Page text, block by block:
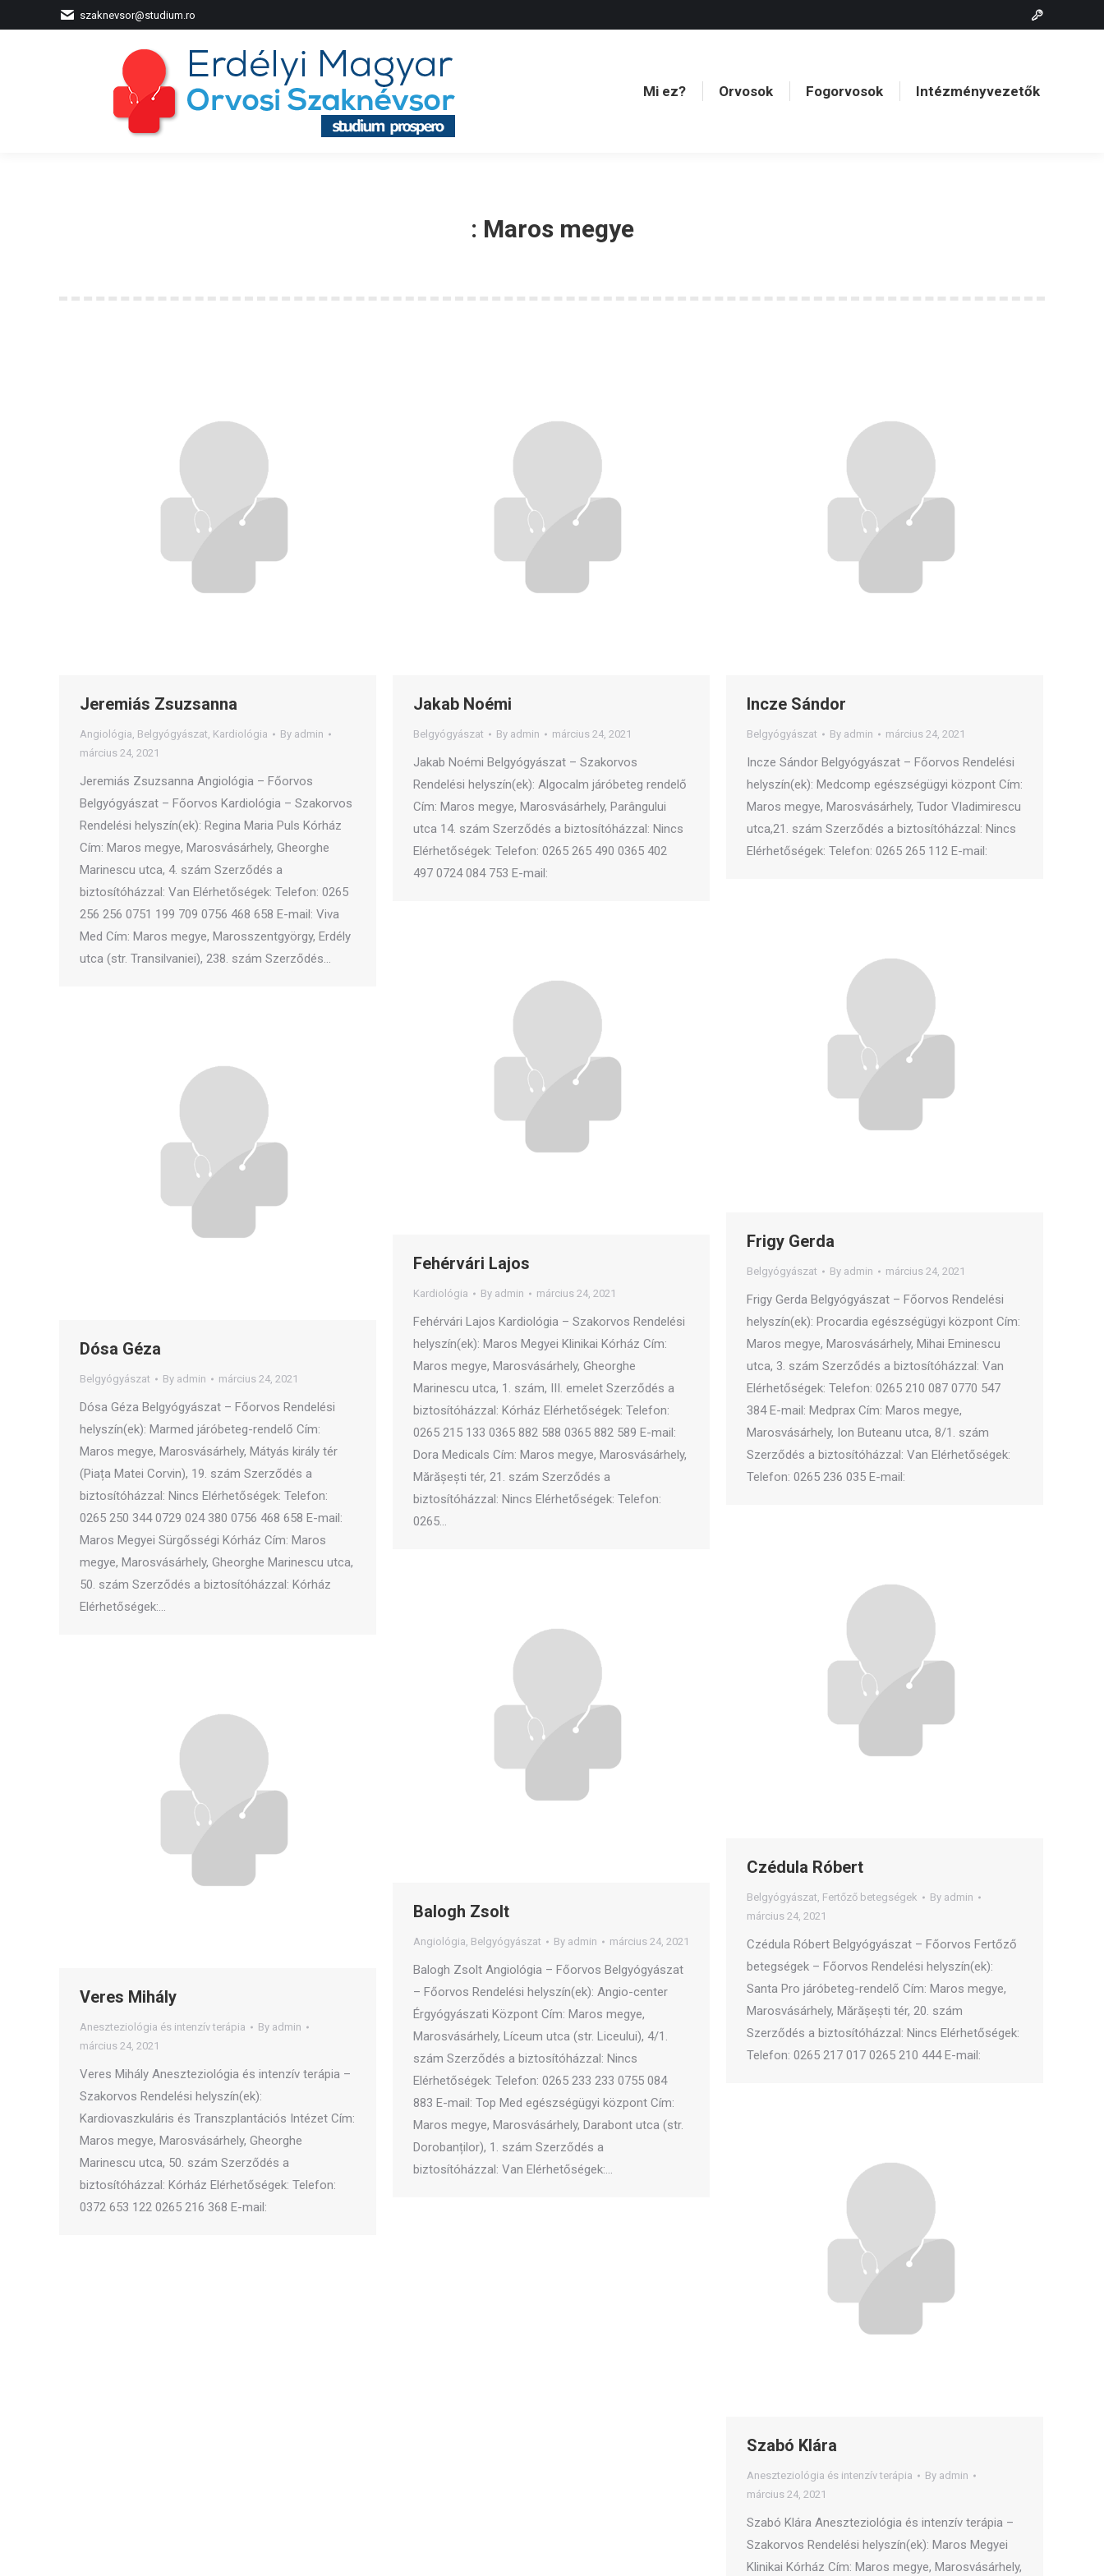
szaknevsor@studium.ro
Mi ez? Orvosok Fogorvosok Intézményvezetők
: Maros megye
Jeremiás Zsuzsanna
Angiológia, Belgyógyászat, Kardiológia By admin
március 24, 2021
Jeremiás Zsuzsanna Angiológia – Főorvos
Belgyógyászat – Főorvos Kardiológia – Szakorvos
Rendelési helyszín(ek): Regina Maria Puls Kórház
Cím: Maros megye, Marosvásárhely, Gheorghe
Marinescu utca, 4. szám Szerződés a
biztosítóházzal: Van Elérhetőségek: Telefon: 0265
256 256 0751 199 709 0756 468 658 E-mail: Viva
Med Cím: Maros megye, Marosszentgyörgy, Erdély
utca (str. Transilvaniei), 238. szám Szerződés…
Jakab Noémi
Belgyógyászat By admin március 24, 2021
Jakab Noémi Belgyógyászat – Szakorvos
Rendelési helyszín(ek): Algocalm járóbeteg rendelő
Cím: Maros megye, Marosvásárhely, Parângului
utca 14. szám Szerződés a biztosítóházzal: Nincs
Elérhetőségek: Telefon: 0265 265 490 0365 402
497 0724 084 753 E-mail:
Incze Sándor
Belgyógyászat By admin március 24, 2021
Incze Sándor Belgyógyászat – Főorvos Rendelési
helyszín(ek): Medcomp egészségügyi központ Cím:
Maros megye, Marosvásárhely, Tudor Vladimirescu
utca,21. szám Szerződés a biztosítóházzal: Nincs
Elérhetőségek: Telefon: 0265 265 112 E-mail:
Frigy Gerda
Belgyógyászat By admin március 24, 2021
Frigy Gerda Belgyógyászat – Főorvos Rendelési
helyszín(ek): Procardia egészségügyi központ Cím:
Maros megye, Marosvásárhely, Mihai Eminescu
utca, 3. szám Szerződés a biztosítóházzal: Van
Elérhetőségek: Telefon: 0265 210 087 0770 547
384 E-mail: Medprax Cím: Maros megye,
Marosvásárhely, Ion Buteanu utca, 8/1. szám
Szerződés a biztosítóházzal: Van Elérhetőségek:
Telefon: 0265 236 035 E-mail:
Fehérvári Lajos
Kardiológia By admin március 24, 2021
Fehérvári Lajos Kardiológia – Szakorvos Rendelési
helyszín(ek): Maros Megyei Klinikai Kórház Cím:
Maros megye, Marosvásárhely, Gheorghe
Marinescu utca, 1. szám, III. emelet Szerződés a
biztosítóházzal: Kórház Elérhetőségek: Telefon:
0265 215 133 0365 882 588 0365 882 589 E-mail:
Dora Medicals Cím: Maros megye, Marosvásárhely,
Mărășești tér, 21. szám Szerződés a
biztosítóházzal: Nincs Elérhetőségek: Telefon:
0265…
Dósa Géza
Belgyógyászat By admin március 24, 2021
Dósa Géza Belgyógyászat – Főorvos Rendelési
helyszín(ek): Marmed járóbeteg-rendelő Cím:
Maros megye, Marosvásárhely, Mátyás király tér
(Piața Matei Corvin), 19. szám Szerződés a
biztosítóházzal: Nincs Elérhetőségek: Telefon:
0265 250 344 0729 024 380 0756 468 658 E-mail:
Maros Megyei Sürgősségi Kórház Cím: Maros
megye, Marosvásárhely, Gheorghe Marinescu utca,
50. szám Szerződés a biztosítóházzal: Kórház
Elérhetőségek:…
Czédula Róbert
Belgyógyászat, Fertőző betegségek By admin
március 24, 2021
Czédula Róbert Belgyógyászat – Főorvos Fertőző
betegségek – Főorvos Rendelési helyszín(ek):
Santa Pro járóbeteg-rendelő Cím: Maros megye,
Marosvásárhely, Mărășești tér, 20. szám
Szerződés a biztosítóházzal: Nincs Elérhetőségek:
Telefon: 0265 217 017 0265 210 444 E-mail:
Balogh Zsolt
Angiológia, Belgyógyászat By admin március 24, 2021
Balogh Zsolt Angiológia – Főorvos Belgyógyászat
– Főorvos Rendelési helyszín(ek): Angio-center
Érgyógyászati Központ Cím: Maros megye,
Marosvásárhely, Líceum utca (str. Liceului), 4/1.
szám Szerződés a biztosítóházzal: Nincs
Elérhetőségek: Telefon: 0265 233 233 0755 084
883 E-mail: Top Med egészségügyi központ Cím:
Maros megye, Marosvásárhely, Darabont utca (str.
Dorobanților), 1. szám Szerződés a
biztosítóházzal: Van Elérhetőségek:…
Veres Mihály
Aneszteziológia és intenzív terápia By admin
március 24, 2021
Veres Mihály Aneszteziológia és intenzív terápia –
Szakorvos Rendelési helyszín(ek):
Kardiovaszkuláris és Transzplantációs Intézet Cím:
Maros megye, Marosvásárhely, Gheorghe
Marinescu utca, 50. szám Szerződés a
biztosítóházzal: Kórház Elérhetőségek: Telefon:
0372 653 122 0265 216 368 E-mail:
Szabó Klára
Aneszteziológia és intenzív terápia By admin
március 24, 2021
Szabó Klára Aneszteziológia és intenzív terápia –
Szakorvos Rendelési helyszín(ek): Maros Megyei
Klinikai Kórház Cím: Maros megye, Marosvásárhely,
Mi ez? Orvosok Fogorvosok Intézményvezetők